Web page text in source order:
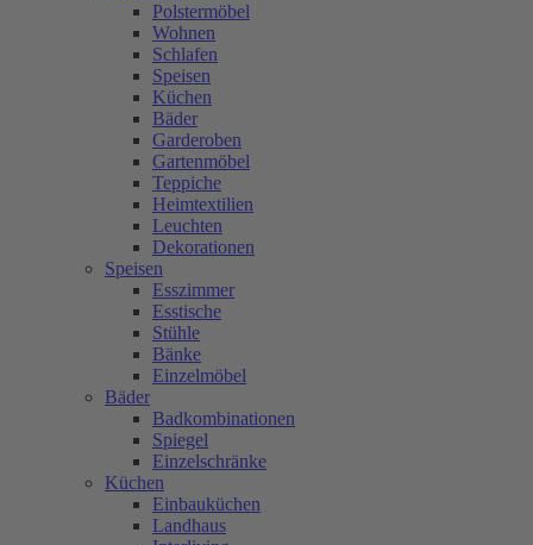
Polstermöbel
Wohnen
Schlafen
Speisen
Küchen
Bäder
Garderoben
Gartenmöbel
Teppiche
Heimtextilien
Leuchten
Dekorationen
Speisen
Esszimmer
Esstische
Stühle
Bänke
Einzelmöbel
Bäder
Badkombinationen
Spiegel
Einzelschränke
Küchen
Einbauküchen
Landhaus